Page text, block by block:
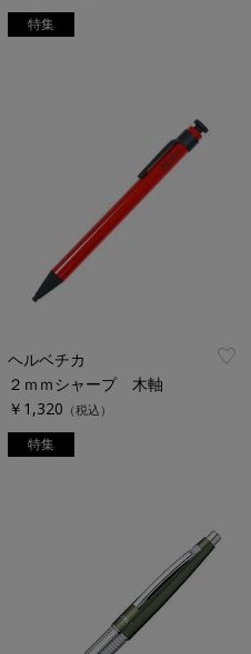
特集
ヘルベチカ
２ｍｍシャープ 木軸
￥1,320 （税込）
特集